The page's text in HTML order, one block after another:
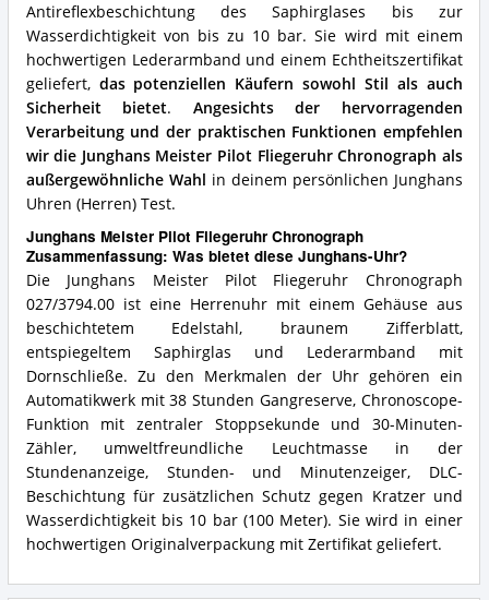
Antireflexbeschichtung des Saphirglases bis zur
Wasserdichtigkeit von bis zu 10 bar. Sie wird mit einem
hochwertigen Lederarmband und einem Echtheitszertifikat
geliefert, das potenziellen Käufern sowohl Stil als auch
Sicherheit bietet. Angesichts der hervorragenden
Verarbeitung und der praktischen Funktionen empfehlen
wir die Junghans Meister Pilot Fliegeruhr Chronograph als
außergewöhnliche Wahl in deinem persönlichen Junghans
Uhren (Herren) Test.
Junghans Meister Pilot Fliegeruhr Chronograph
Zusammenfassung: Was bietet diese Junghans-Uhr?
Die Junghans Meister Pilot Fliegeruhr Chronograph
027/3794.00 ist eine Herrenuhr mit einem Gehäuse aus
beschichtetem Edelstahl, braunem Zifferblatt,
entspiegeltem Saphirglas und Lederarmband mit
Dornschließe. Zu den Merkmalen der Uhr gehören ein
Automatikwerk mit 38 Stunden Gangreserve, Chronoscope-
Funktion mit zentraler Stoppsekunde und 30-Minuten-
Zähler, umweltfreundliche Leuchtmasse in der
Stundenanzeige, Stunden- und Minutenzeiger, DLC-
Beschichtung für zusätzlichen Schutz gegen Kratzer und
Wasserdichtigkeit bis 10 bar (100 Meter). Sie wird in einer
hochwertigen Originalverpackung mit Zertifikat geliefert.